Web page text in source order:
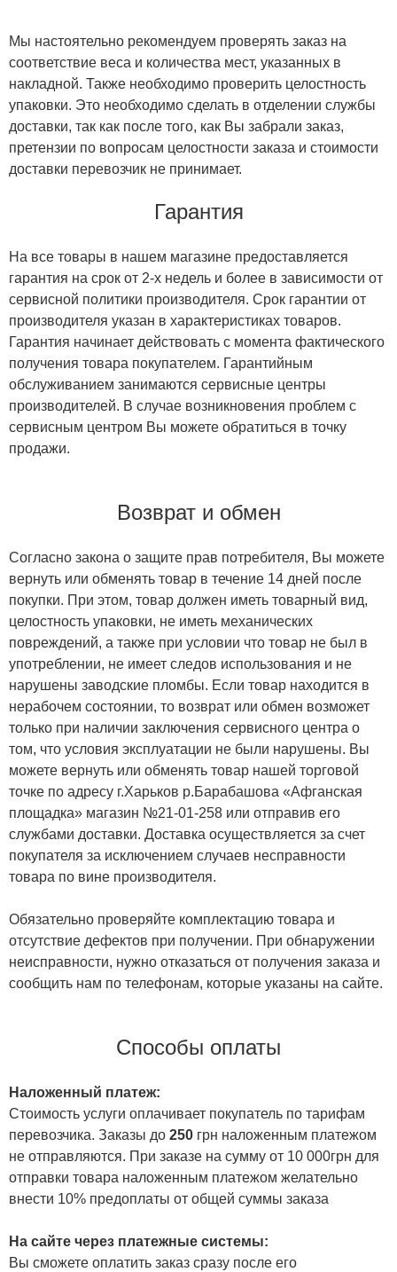
Мы настоятельно рекомендуем проверять заказ на
соответствие веса и количества мест, указанных в
накладной. Также необходимо проверить целостность
упаковки. Это необходимо сделать в отделении службы
доставки, так как после того, как Вы забрали заказ,
претензии по вопросам целостности заказа и стоимости
доставки перевозчик не принимает.
Гарантия
На все товары в нашем магазине предоставляется
гарантия на срок от 2-х недель и более в зависимости от
сервисной политики производителя. Срок гарантии от
производителя указан в характеристиках товаров.
Гарантия начинает действовать с момента фактического
получения товара покупателем. Гарантийным
обслуживанием занимаются сервисные центры
производителей. В случае возникновения проблем с
сервисным центром Вы можете обратиться в точку
продажи.
Возврат и обмен
Согласно закона о защите прав потребителя, Вы можете
вернуть или обменять товар в течение 14 дней после
покупки. При этом, товар должен иметь товарный вид,
целостность упаковки, не иметь механических
повреждений, а также при условии что товар не был в
употреблении, не имеет следов использования и не
нарушены заводские пломбы. Если товар находится в
нерабочем состоянии, то возврат или обмен возможет
только при наличии заключения сервисного центра о
том, что условия эксплуатации не были нарушены. Вы
можете вернуть или обменять товар нашей торговой
точке по адресу г.Харьков р.Барабашова «Афганская
площадка» магазин №21-01-258 или отправив его
службами доставки. Доставка осуществляется за счет
покупателя за исключением случаев несправности
товара по вине производителя.
Обязательно проверяйте комплектацию товара и
отсутствие дефектов при получении. При обнаружении
неисправности, нужно отказаться от получения заказа и
сообщить нам по телефонам, которые указаны на сайте.
Способы оплаты
Наложенный платеж:
Стоимость услуги оплачивает покупатель по тарифам
перевозчика. Заказы до 250 грн наложенным платежом
не отправляются. При заказе на сумму от 10 000грн для
отправки товара наложенным платежом желательно
внести 10% предоплаты от общей суммы заказа
На сайте через платежные системы:
Вы сможете оплатить заказ сразу после его